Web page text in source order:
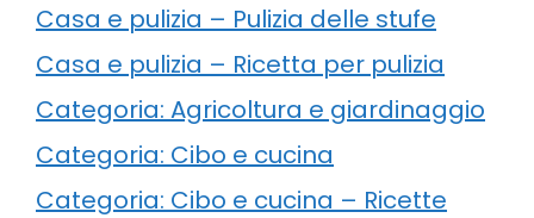
Casa e pulizia – Pulizia delle stufe
Casa e pulizia – Ricetta per pulizia
Categoria: Agricoltura e giardinaggio
Categoria: Cibo e cucina
Categoria: Cibo e cucina – Ricette